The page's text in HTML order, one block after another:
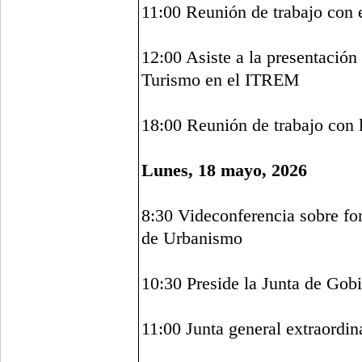
11:00 Reunión de trabajo
12:00 Asiste a la
Turismo en el ITREM
18:00 Reunión de trabajo con
Lunes, 18 mayo, 2026
8:30 Videconferencia sobre
de Urbanismo
10:30 Preside la Junta de
11:00 Junta general